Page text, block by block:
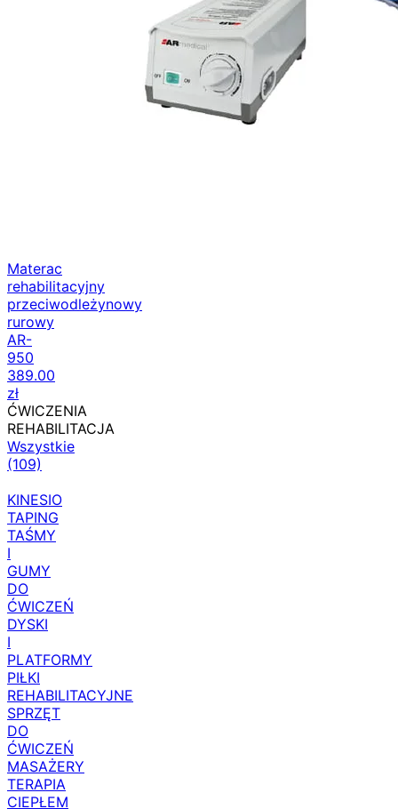
Materac
rehabilitacyjny
przeciwodleżynowy
rurowy
AR-
950
389.00
zł
ĆWICZENIA
REHABILITACJA
Wszystkie
(109)
KINESIO
TAPING
TAŚMY
I
GUMY
DO
ĆWICZEŃ
DYSKI
I
PLATFORMY
PIŁKI
REHABILITACYJNE
SPRZĘT
DO
ĆWICZEŃ
MASAŻERY
TERAPIA
CIEPŁEM